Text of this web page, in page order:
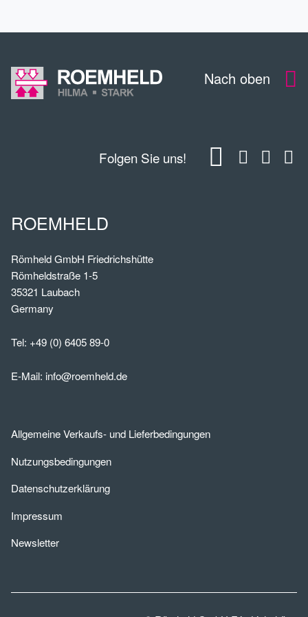
Nach oben
Folgen Sie uns!
ROEMHELD
Römheld GmbH Friedrichshütte
Römheldstraße 1-5
35321 Laubach
Germany
Tel: +49 (0) 6405 89-0
E-Mail: info@roemheld.de
Allgemeine Verkaufs- und Lieferbedingungen
Nutzungsbedingungen
Datenschutzerklärung
Impressum
Newsletter